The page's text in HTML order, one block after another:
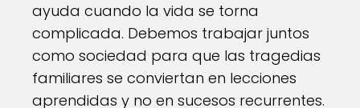
ayuda cuando la vida se torna
complicada. Debemos trabajar juntos
como sociedad para que las tragedias
familiares se conviertan en lecciones
aprendidas y no en sucesos recurrentes.